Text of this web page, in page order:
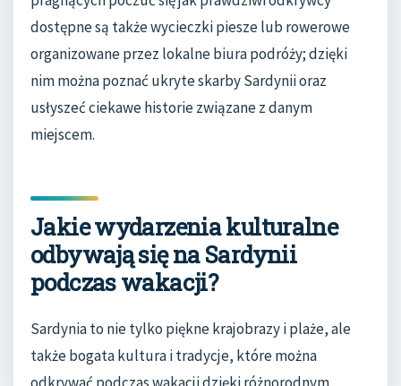
dostępne są także wycieczki piesze lub rowerowe
organizowane przez lokalne biura podróży; dzięki
nim można poznać ukryte skarby Sardynii oraz
usłyszeć ciekawe historie związane z danym
miejscem.
Jakie wydarzenia kulturalne
odbywają się na Sardynii
podczas wakacji?
Sardynia to nie tylko piękne krajobrazy i plaże, ale
także bogata kultura i tradycje, które można